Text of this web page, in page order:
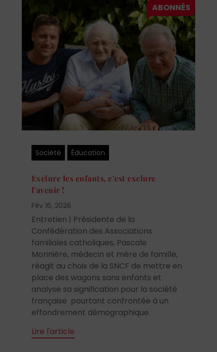
Société Éducation
Exclure les enfants, c’est exclure
l’avenir !
Fév 16, 2026
Entretien | Présidente de la
Confédération des Associations
familiales catholiques, Pascale
Morinière, médecin et mère de famille,
réagit au choix de la SNCF de mettre en
place des wagons sans enfants et
analyse sa signification pour la société
française pourtant confrontée à un
effondrement démographique.
Lire l'article